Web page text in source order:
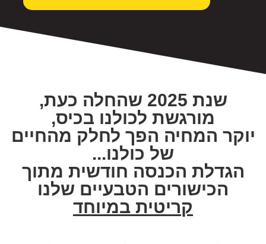
שנת 2025 שהחלה כעת,
מורגשת לכולנו בכיס,
יוקר המחיה הפך לחלק מהחיים
של כולנו...
הגדלת הכנסה חודשית מתוך
הכישורים הטבעיים שלנו
קריטית במיוחד